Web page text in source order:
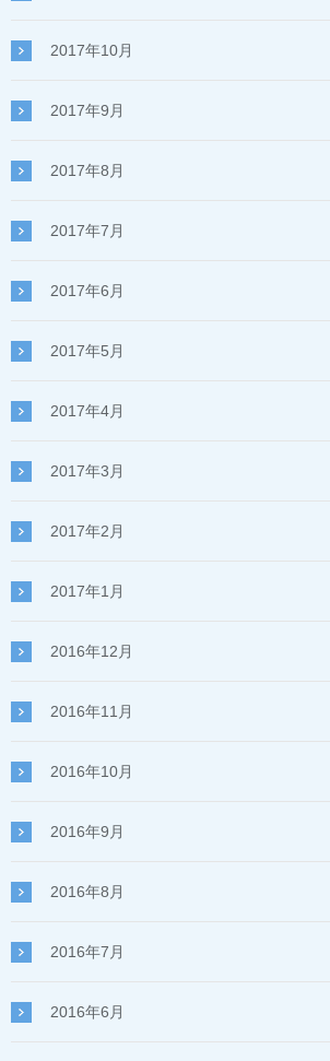
2017年10月
2017年9月
2017年8月
2017年7月
2017年6月
2017年5月
2017年4月
2017年3月
2017年2月
2017年1月
2016年12月
2016年11月
2016年10月
2016年9月
2016年8月
2016年7月
2016年6月